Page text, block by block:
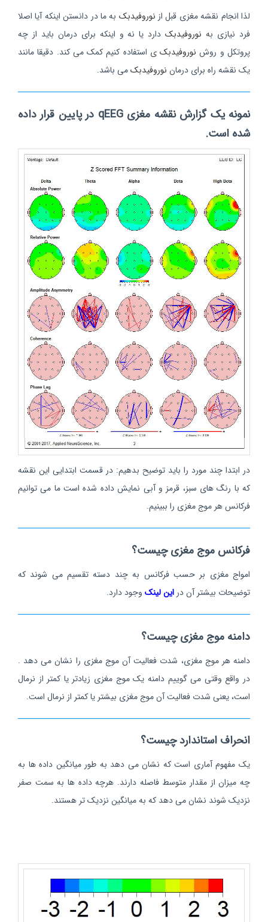
لذا انجام نقشه مغزی قبل از نوروفیدبک به ما در دانستن اینکه آیا اصلا
فرد نیازی به نوروفیدبکدارد یا نه و اینکه برای درمان باید از چه
پروتکل و روش نوروفیدبکی استفاده کنیم کمک می کند. دقیقا مانند
یک نقشه راه برای درمان نوروفیدبکمی باشد.
نمونه یک گزارش نقشه مغزی qEEG در پایین قرار داده
شده است.
در ابتدا چند مورد را باید توضیح بدهیم: در قسمت ابتدایی این نقشه
که با رنگ های سبز، قرمز و آبی نمایش داده شده است ما می توانیم
فرکانس هر موج مغزی را ببینیم.
فرکانس موج مغزی چیست؟
امواج مغزی بر حسب فرکانس به چند دسته تقسیم می شوند که
توضیحات بیشتر آن در این لینک وجود دارد.
دامنه موج مغزی چیست؟
دامنه هر موج مغزی، شدت فعالیت آن موج مغزی را نشان می دهد .
در واقع وقتی می گوییم دامنه یک موج مغزی زیادتر یا کمتر از نرمال
است، یعنی شدت فعالیت آن موج مغزی بیشتر یا کمتر از نرمال است.
انحراف استاندارد چیست؟
یک مفهوم آماری است که نشان می دهد به طور میانگین داده ها به
چه میزان از مقدار متوسط فاصله دارند. هرچه داده ها به سمت صفر
نزدیک شوند نشان می دهد که به میانگین نزدیک تر هستند.